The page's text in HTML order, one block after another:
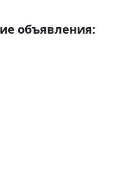
объявления: